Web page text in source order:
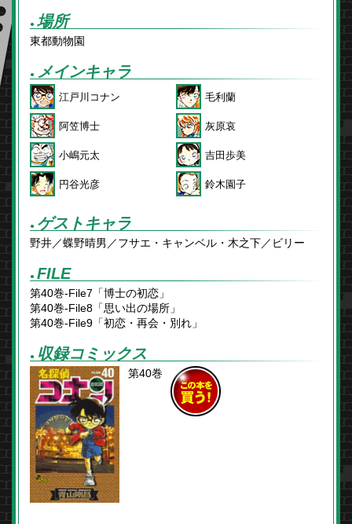
● FILE
第40巻-File7「博士の初恋」
第40巻-File8「思い出の場所」
第40巻-File9「初恋・再会・別れ」
● メインキャラ
江戸川コナン 毛利蘭
阿笠博士 灰原哀
小嶋元太 吉田歩美
円谷光彦 鈴木園子
● 場所
東都動物園
● ゲストキャラ
野井／蝶野晴男／フサエ・キャンベル・木之下／ビリー
● 収録コミックス
第40巻